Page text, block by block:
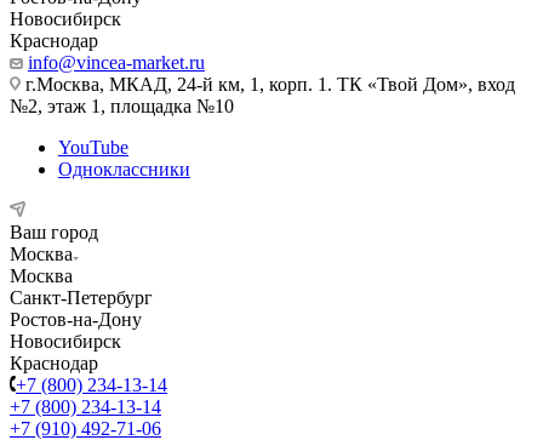
Новосибирск
Краснодар
info@vincea-market.ru
г.Москва, МКАД, 24-й км, 1, корп. 1. ТК «Твой Дом», вход
№2, этаж 1, площадка №10
YouTube
Одноклассники
Ваш город
Москва
Москва
Санкт-Петербург
Ростов-на-Дону
Новосибирск
Краснодар
+7 (800) 234-13-14
+7 (800) 234-13-14
+7 (910) 492-71-06